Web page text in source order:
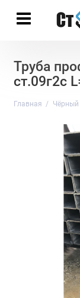
Труба
ст.09г2с
Главная Чёрный